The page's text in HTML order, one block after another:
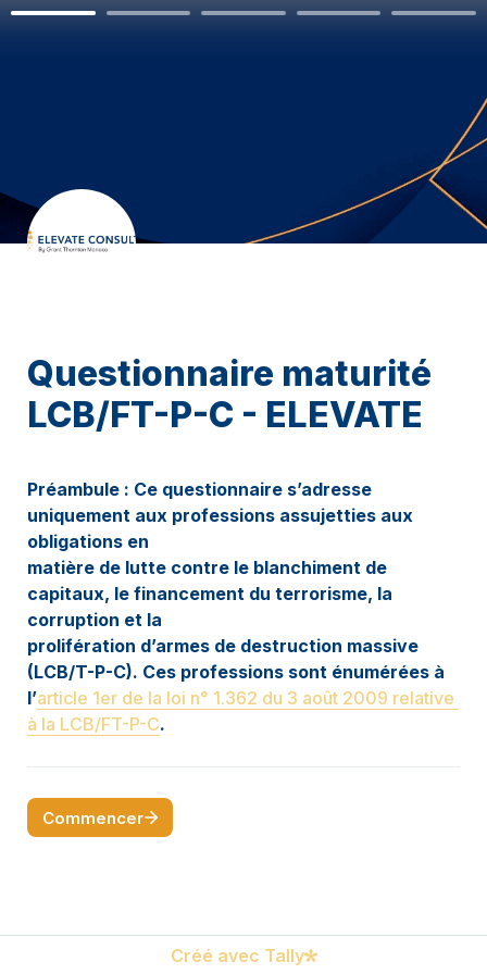
Questionnaire maturité
LCB/FT-P-C - ELEVATE
Préambule : Ce questionnaire s’adresse
uniquement aux professions assujetties aux
obligations en
matière de lutte contre le blanchiment de
capitaux, le financement du terrorisme, la
corruption et la
prolifération d’armes de destruction massive
l’article 1er de la loi n° 1.362 du 3 août 2009 relative
à la LCB/FT-P-C.
Commencer
Créé avec Tally